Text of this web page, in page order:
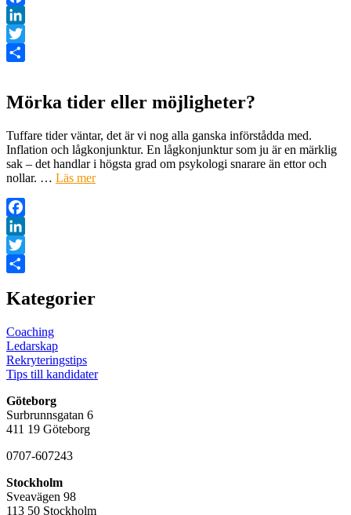
Facebook
LinkedIn
Twitter
Mörka tider eller möjligheter?
Tuffare tider väntar, det är vi nog alla ganska införstådda med.
Inflation och lågkonjunktur. En lågkonjunktur som ju är en märklig
sak – det handlar i högsta grad om psykologi snarare än ettor och
nollar. … Läs mer
Facebook
LinkedIn
Twitter
Kategorier
Coaching
Ledarskap
Rekryteringstips
Tips till kandidater
Göteborg
Surbrunnsgatan 6
411 19 Göteborg
0707-607243
Stockholm
Sveavägen 98
113 50 Stockholm